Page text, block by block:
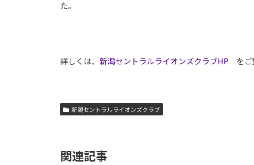
た。
詳しくは、 新潟セントラルライオンズクラブHP をご
新潟セントラルライオンズクラブ
関連記事